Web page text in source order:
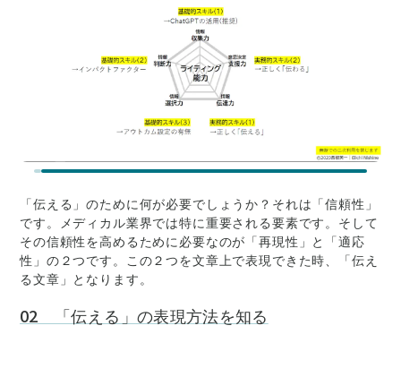
「伝える」のために何が必要でしょうか？それは「信頼性」
です。メディカル業界では特に重要される要素です。そして
その信頼性を高めるために必要なのが「再現性」と「適応
性」の２つです。この２つを文章上で表現できた時、「伝え
る文章」となります。
02 「伝える」の表現方法を知る